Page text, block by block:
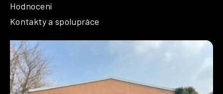
Hodnocení
Kontakty a spolupráce